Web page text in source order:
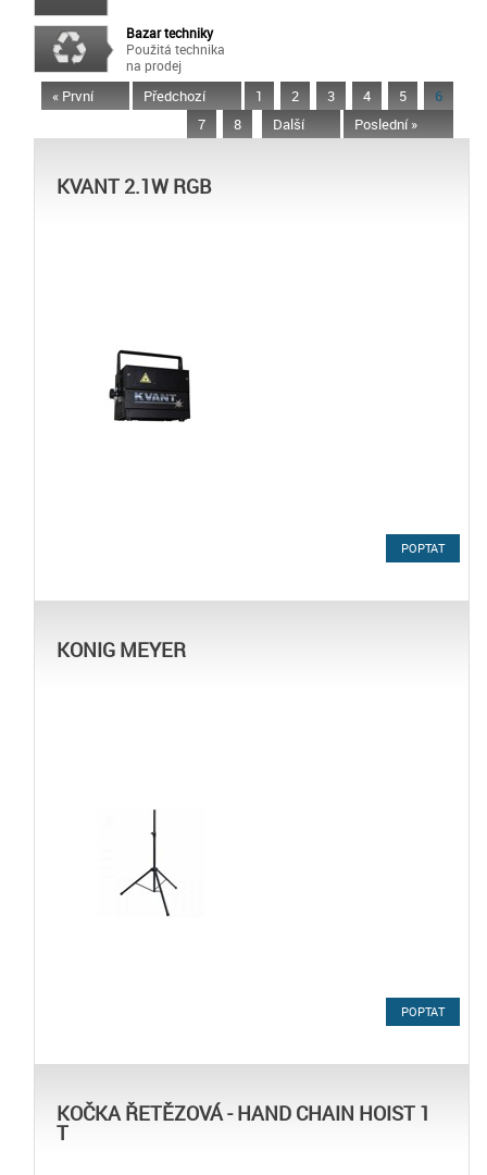
Bazar techniky
Použitá technika
na prodej
« První Předchozí 1 2 3 4 5
6
7
8 Další Poslední »
KVANT 2.1W RGB
POPTAT
KONIG MEYER
POPTAT
KOČKA ŘETĚZOVÁ - HAND CHAIN HOIST 1
T